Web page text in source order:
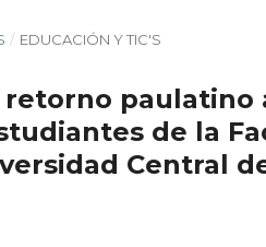
/ EDUCACIÓN Y TIC'S
paulatino
de la
Central